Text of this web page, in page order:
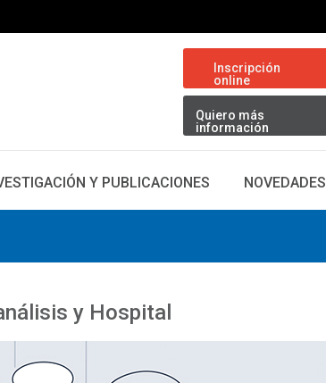
Inscripción
online
Quiero más
información
Y PUBLICACIONES NOVEDADES
y Hospital